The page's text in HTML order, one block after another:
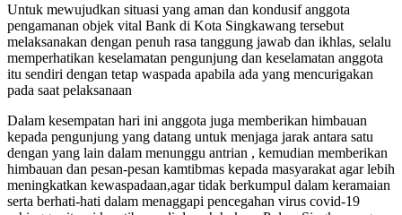
Untuk mewujudkan situasi yang aman dan kondusif anggota
pengamanan objek vital Bank di Kota Singkawang tersebut
melaksanakan dengan penuh rasa tanggung jawab dan ikhlas, selalu
memperhatikan keselamatan pengunjung dan keselamatan anggota
itu sendiri dengan tetap waspada apabila ada yang mencurigakan
pada saat pelaksanaan
Dalam kesempatan hari ini anggota juga memberikan himbauan
kepada pengunjung yang datang untuk menjaga jarak antara satu
dengan yang lain dalam menunggu antrian , kemudian memberikan
himbauan dan pesan-pesan kamtibmas kepada masyarakat agar lebih
meningkatkan kewaspadaan,agar tidak berkumpul dalam keramaian
serta berhati-hati dalam menaggapi pencegahan virus covid-19